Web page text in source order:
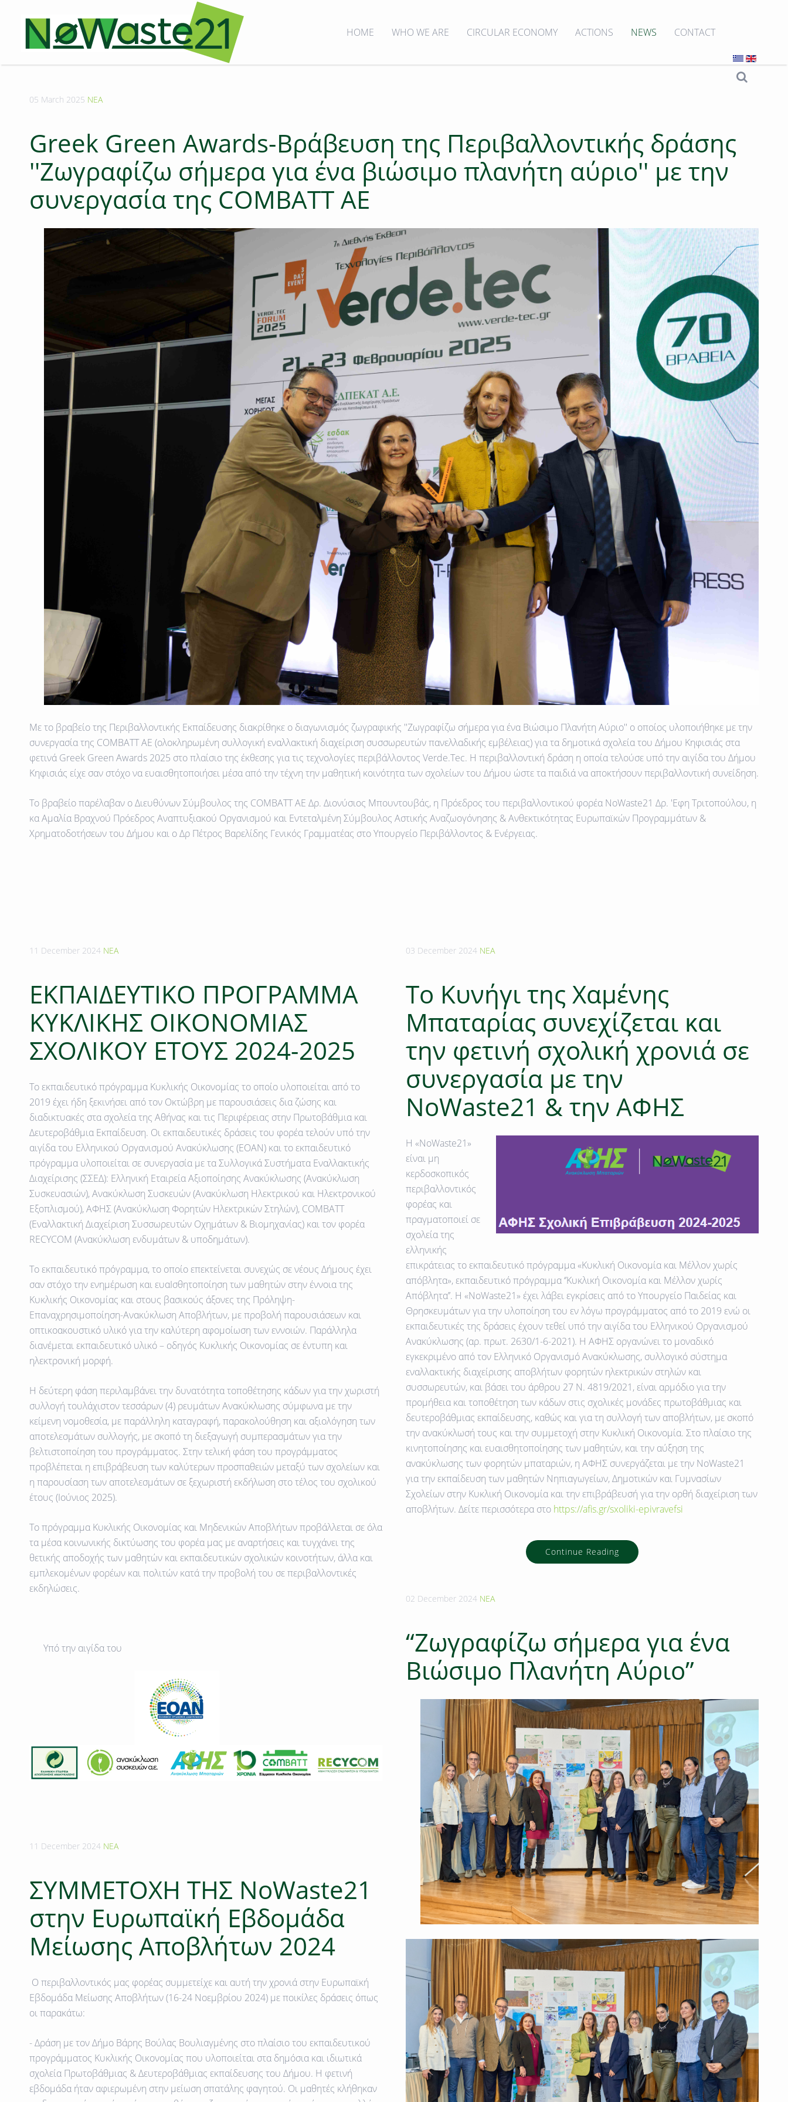
HOME WHO WE ARE CIRCULAR ECONOMY ACTIONS NEWS CONTACT
05 March 2025 ΝΕΑ
Greek Green Awards-Bράβευση της Περιβαλλοντικής δράσης
''Ζωγραφίζω σήμερα για ένα βιώσιμο πλανήτη αύριο'' με την
συνεργασία της COMBATT AE
Με το βραβείο της Περιβαλλοντικής Εκπαίδευσης διακρίθηκε ο διαγωνισμός ζωγραφικής ''Ζωγραφίζω σήμερα για ένα Βιώσιμο Πλανήτη Αύριο'' ο οποίος υλοποιήθηκε με την
συνεργασία της COMBATT AE (ολοκληρωμένη συλλογική εναλλακτική διαχείριση συσσωρευτών πανελλαδικής εμβέλειας) για τα δημοτικά σχολεία του Δήμου Κηφισιάς στα
φετινά Greek Green Awards 2025 στο πλαίσιο της έκθεσης για τις τεχνολογίες περιβάλλοντος Verde.Tec. H περιβαλλοντική δράση η οποία τελούσε υπό την αιγίδα του Δήμου
Κηφισιάς είχε σαν στόχο να ευαισθητοποιήσει μέσα από την τέχνη την μαθητική κοινότητα των σχολείων του Δήμου ώστε τα παιδιά να αποκτήσουν περιβαλλοντική συνείδηση.
Το βραβείο παρέλαβαν ο Διευθύνων Σύμβουλος της COMBATT AE Δρ. Διονύσιος Μπουντουβάς, η Πρόεδρος του περιβαλλοντικού φορέα NoWaste21 Δρ. 'Εφη Τριτοπούλου, η
κα Αμαλία Βραχνού Πρόεδρος Αναπτυξιακού Οργανισμού και Εντεταλμένη Σύμβουλος Αστικής Αναζωογόνησης & Ανθεκτικότητας Ευρωπαϊκών Προγραμμάτων &
Χρηματοδοτήσεων του Δήμου και ο Δρ Πέτρος Βαρελίδης Γενικός Γραμματέας στο Υπουργείο Περιβάλλοντος & Ενέργειας.
11 December 2024 ΝΕΑ
ΕΚΠΑΙΔΕΥΤΙΚΟ ΠΡΟΓΡΑΜΜΑ
ΚΥΚΛΙΚΗΣ ΟΙΚΟΝΟΜΙΑΣ
ΣΧΟΛΙΚΟΥ ΕΤΟΥΣ 2024-2025
Το εκπαιδευτικό πρόγραμμα Κυκλικής Οικονομίας το οποίο υλοποιείται από το
2019 έχει ήδη ξεκινήσει από τον Οκτώβρη με παρουσιάσεις δια ζώσης και
διαδικτυακές στα σχολεία της Αθήνας και τις Περιφέρειας στην Πρωτοβάθμια και
Δευτεροβάθμια Εκπαίδευση. Οι εκπαιδευτικές δράσεις του φορέα τελούν υπό την
αιγίδα του Ελληνικού Οργανισμού Ανακύκλωσης (ΕΟΑΝ) και το εκπαιδευτικό
πρόγραμμα υλοποιείται σε συνεργασία με τα Συλλογικά Συστήματα Εναλλακτικής
Διαχείρισης (ΣΣΕΔ): Ελληνική Εταιρεία Αξιοποίησης Ανακύκλωσης (Ανακύκλωση
Συσκευασιών), Ανακύκλωση Συσκευών (Ανακύκλωση Ηλεκτρικού και Ηλεκτρονικού
Εξοπλισμού), ΑΦΗΣ (Ανακύκλωση Φορητών Ηλεκτρικών Στηλών), COMBATT
(Εναλλακτική Διαχείριση Συσσωρευτών Οχημάτων & Βιομηχανίας) και τον φορέα
RECYCOM (Ανακύκλωση ενδυμάτων & υποδημάτων).
Το εκπαιδευτικό πρόγραμμα, το οποίο επεκτείνεται συνεχώς σε νέους Δήμους έχει
σαν στόχο την ενημέρωση και ευαΙσθητοποίηση των μαθητών στην έννοια της
Κυκλικής Οικονομίας και στους βασικούς άξονες της Πρόληψη-
Επαναχρησιμοποίηση-Ανακύκλωση Αποβλήτων, με προβολή παρουσιάσεων και
οπτικοακουστικό υλικό για την καλύτερη αφομοίωση των εννοιών. Παράλληλα
διανέμεται εκπαιδευτικό υλικό – οδηγός Κυκλικής Οικονομίας σε έντυπη και
ηλεκτρονική μορφή.
Η δεύτερη φάση περιλαμβάνει την δυνατότητα τοποθέτησης κάδων για την χωριστή
συλλογή τουλάχιστον τεσσάρων (4) ρευμάτων Ανακύκλωσης σύμφωνα με την
κείμενη νομοθεσία, με παράλληλη καταγραφή, παρακολούθηση και αξιολόγηση των
αποτελεσμάτων συλλογής, με σκοπό τη διεξαγωγή συμπερασμάτων για την
βελτιστοποίηση του προγράμματος. Στην τελική φάση του προγράμματος
προβλέπεται η επιβράβευση των καλύτερων προσπαθειών μεταξύ των σχολείων και
η παρουσίαση των αποτελεσμάτων σε ξεχωριστή εκδήλωση στο τέλος του σχολικού
έτους (Ιούνιος 2025).
Το πρόγραμμα Κυκλικής Οικονομίας και Μηδενικών Αποβλήτων προβάλλεται σε όλα
τα μέσα κοινωνικής δικτύωσης του φορέα μας με αναρτήσεις και τυγχάνει της
θετικής αποδοχής των μαθητών και εκπαιδευτικών σχολικών κοινοτήτων, άλλα και
εμπλεκομένων φορέων και πολιτών κατά την προβολή του σε περιβαλλοντικές
εκδηλώσεις.
Υπό την αιγίδα του
11 December 2024 ΝΕΑ
ΣΥΜΜΕΤΟΧΗ ΤΗΣ NoWaste21
στην Ευρωπαϊκή Εβδομάδα
Μείωσης Αποβλήτων 2024
Ο περιβαλλοντικός μας φορέας συμμετείχε και αυτή την χρονιά στην Ευρωπαϊκή
Εβδομάδα Μείωσης Απoβλήτων (16-24 Νοεμβρίου 2024) με ποικίλες δράσεις όπως
οι παρακάτω:
-Δράση με τον Δήμο Βάρης Βούλας Βουλιαγμένης στο πλαίσιο του εκπαιδευτικού
προγράμματος Κυκλικής Οικονομίας που υλοποιείται στα δημόσια και ιδιωτικά
σχολεία Πρωτοβάθμιας & Δευτεροβάθμιας εκπαίδευσης του Δήμου. H φετινή
εβδομάδα ήταν αφιερωμένη στην μείωση σπατάλης φαγητού. Οι μαθητές κλήθηκαν
03 December 2024 ΝΕΑ
Το Κυνήγι της Xαμένης
Mπαταρίας συνεχίζεται και
την φετινή σχολική χρονιά σε
συνεργασία με την
NoWaste21 & την ΑΦΗΣ
Η «NoWaste21»
είναι μη
κερδοσκοπικός
περιβαλλοντικός
φορέας και
πραγματοποιεί σε
σχολεία της
ελληνικής
επικράτειας το εκπαιδευτικό πρόγραμμα «Κυκλική Οικονομία και Μέλλον χωρίς
απόβλητα», εκπαιδευτικό πρόγραμμα ‘’Κυκλική Οικονομία και Μέλλον χωρίς
Απόβλητα’’. H «NoWaste21» έχει λάβει εγκρίσεις από το Υπουργείο Παιδείας και
Θρησκευμάτων για την υλοποίηση του εν λόγω προγράμματος από το 2019 ενώ οι
εκπαιδευτικές της δράσεις έχουν τεθεί υπό την αιγίδα του Ελληνικού Οργανισμού
Ανακύκλωσης (αρ. πρωτ. 2630/1-6-2021). Η ΑΦΗΣ οργανώνει το μοναδικό
εγκεκριμένο από τον Ελληνικό Οργανισμό Ανακύκλωσης, συλλογικό σύστημα
εναλλακτικής διαχείρισης αποβλήτων φορητών ηλεκτρικών στηλών και
συσσωρευτών, και βάσει του άρθρου 27 Ν. 4819/2021, είναι αρμόδιο για την
προμήθεια και τοποθέτηση των κάδων στις σχολικές μονάδες πρωτοβάθμιας και
δευτεροβάθμιας εκπαίδευσης, καθώς και για τη συλλογή των αποβλήτων, με σκοπό
την ανακύκλωσή τους και την συμμετοχή στην Κυκλική Οικονομία. Στο πλαίσιο της
κινητοποίησης και ευαισθητοποίησης των μαθητών, και την αύξηση της
ανακύκλωσης των φορητών μπαταριών, η ΑΦΗΣ συνεργάζεται με την NoWaste21
για την εκπαίδευση των μαθητών Νηπιαγωγείων, Δημοτικών και Γυμνασίων
Σχολείων στην Κυκλική Οικονομία και την επιβράβευσή για την ορθή διαχείριση των
αποβλήτων. Δείτε περισσότερα στο https://afis.gr/sxoliki-epivravefsi
Continue Reading
02 December 2024 ΝΕΑ
“Ζωγραφίζω σήμερα για ένα
Βιώσιμο Πλανήτη Αύριο”